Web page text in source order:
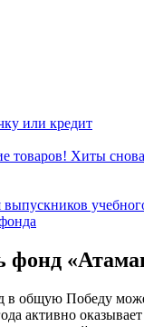
или кредит
товаров! Хиты
фонд
в общую Победу
активно